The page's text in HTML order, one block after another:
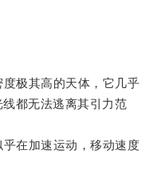
极其高的天体，它几乎
都无法逃离其引力范
在加速运动，移动速度